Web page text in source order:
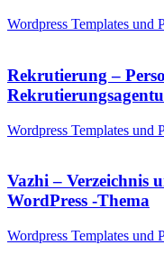
Wordpress Templates und
Rekrutierung –
Wordpress Templates und
Vazhi – Verzeichnis
WordPress -Thema
Wordpress Templates und